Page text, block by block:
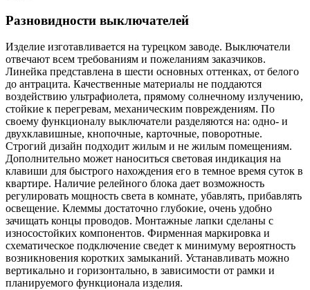
Разновидности выключателей
Изделие изготавливается на турецком заводе. Выключатели
отвечают всем требованиям и пожеланиям заказчиков.
Линейка представлена в шести основных оттенках, от белого
до антрацита. Качественные материалы не поддаются
воздействию ультрафиолета, прямому солнечному излучению,
стойкие к перегревам, механическим повреждениям. По
своему функционалу выключатели разделяются на: одно- и
двухклавишные, кнопочные, карточные, поворотные.
Строгий дизайн подходит жилым и не жилым помещениям.
Дополнительно может наноситься световая индикация на
клавиши для быстрого нахождения его в темное время суток в
квартире. Наличие релейного блока дает возможность
регулировать мощность света в комнате, убавлять, прибавлять
освещение. Клеммы достаточно глубокие, очень удобно
зачищать концы проводов. Монтажные лапки сделаны с
износостойких компонентов. Фирменная маркировка и
схематическое подключение сведет к минимуму вероятность
возникновения коротких замыканий. Устанавливать можно
вертикально и горизонтально, в зависимости от рамки и
планируемого функционала изделия.